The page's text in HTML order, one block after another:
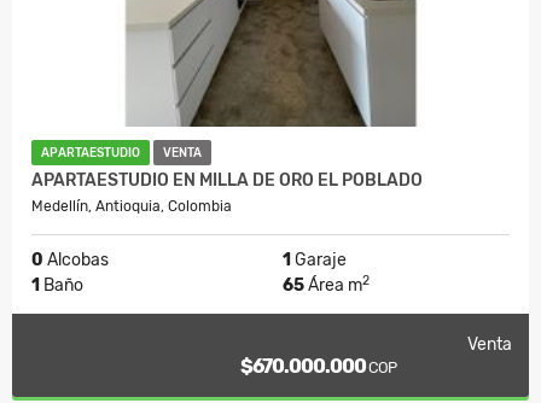
APARTAESTUDIO VENTA
APARTAESTUDIO EN MILLA DE ORO EL POBLADO
Medellín, Antioquia, Colombia
0 Alcobas 1 Garaje
1 Baño 65Área m2
Venta
$670.000.000COP